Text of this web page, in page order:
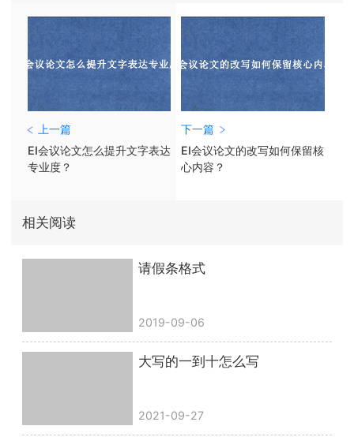
上一篇
EI会议论文怎么提升文字表达
专业度？
下一篇
EI会议论文的改写如何保留核
心内容？
相关阅读
请假条格式
2019-09-06
大写的一到十怎么写
2021-09-27